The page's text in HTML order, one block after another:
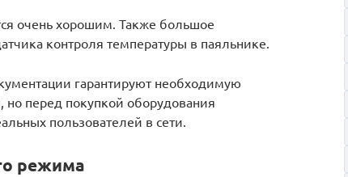
очень хорошим. Также большое
контроля температуры в паяльнике.
гарантируют необходимую
но перед покупкой оборудования
пользователей в сети.
режима